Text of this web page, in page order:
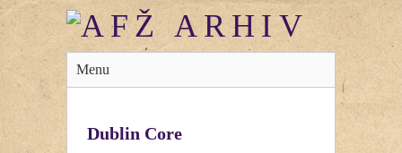
Menu
Dublin Core